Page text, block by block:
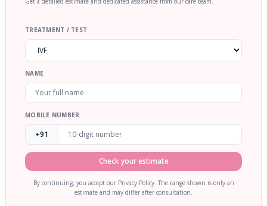
TREATMENT / TEST
NAME
MOBILE NUMBER
+91
Check your estimate
By continuing, you accept our Privacy Policy. The range shown is only an
estimate and may differ after consultation.